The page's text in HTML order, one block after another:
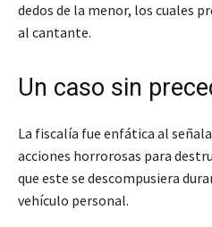
dedos de la menor, los cuales
al cantante.
Un caso sin
La fiscalía fue enfática al
acciones horrorosas para
que este se descompusiera
vehículo personal.